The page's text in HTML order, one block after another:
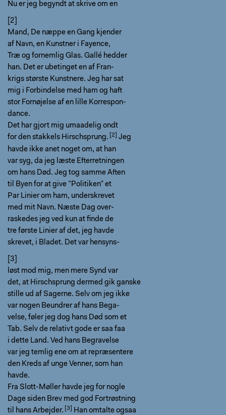
Nu er jeg begyndt at skrive om en
[2]
Mand, De næppe en Gang kjender
af Navn, en Kunstner i Fayence,
Træ og fornemlig Glas. Gallé hedder
han. Det er ubetinget en af Fran-
krigs største Kunstnere. Jeg har sat
mig i Forbindelse med ham og haft
stor Fornøjelse af en lille Korrespon-
dance.
Det har gjort mig umaadelig ondt
for den stakkels Hirschsprung.
Jeg
havde ikke anet noget om, at han
var syg, da jeg læste Efterretningen
om hans Død. Jeg tog samme Aften
til Byen for at give ”Politiken” et
Par Linier om ham, underskrevet
med mit Navn. Næste Dag over-
raskedes jeg ved kun at finde de
tre første Linier af det, jeg havde
skrevet, i Bladet. Det var hensyns-
[3]
løst mod mig, men mere Synd var
det, at Hirschsprung dermed gik ganske
stille ud af Sagerne. Selv om jeg ikke
var nogen Beundrer af hans Bega-
velse, føler jeg dog hans Død som et
Tab. Selv de relativt gode er saa faa
i dette Land. Ved hans Begravelse
var jeg temlig ene om at repræsentere
den Kreds af unge Venner, som han
havde.
Fra Slott-Møller havde jeg for nogle
Dage siden Brev med god Fortrøstning
til hans Arbejder.
Han omtalte ogsaa